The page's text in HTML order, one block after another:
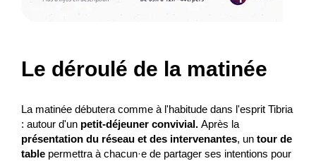
Le déroulé de la matinée
La matinée débutera comme à l'habitude dans l'esprit Tibria
: autour d'un petit-déjeuner convivial. Après la
présentation du réseau et des intervenantes, untour de
tablepermettra à chacun·e de partager ses intentions pour